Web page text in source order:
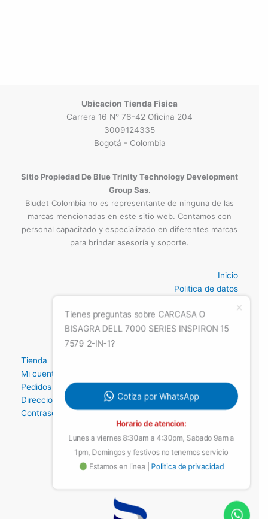
Ubicacion Tienda Fisica
Carrera 16 N° 76-42 Oficina 204
3009124335
Bogotá - Colombia
Sitio Propiedad De Blue Trinity Technology Development
Group Sas.
Bludet Colombia no es representante de ninguna de las
marcas mencionadas en este sitio web. Contamos con
personal capacitado y especializado en diferentes marcas
para brindar asesoría y soporte.
Inicio
Politica de datos
Garantias
Ticket de soporte
Tienda
Mi cuenta
Pedidos
Direccion
Contraseña perdida
Tienes preguntas sobre CARCASA O
Cotiza por WhatsApp
Horario de atencion:
Lunes a viernes 8:30am a 4:30pm, Sabado 9am a